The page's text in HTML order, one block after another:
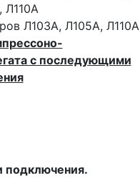
Л110А
Л103А, Л105А, Л110А
с последующими
подключения.